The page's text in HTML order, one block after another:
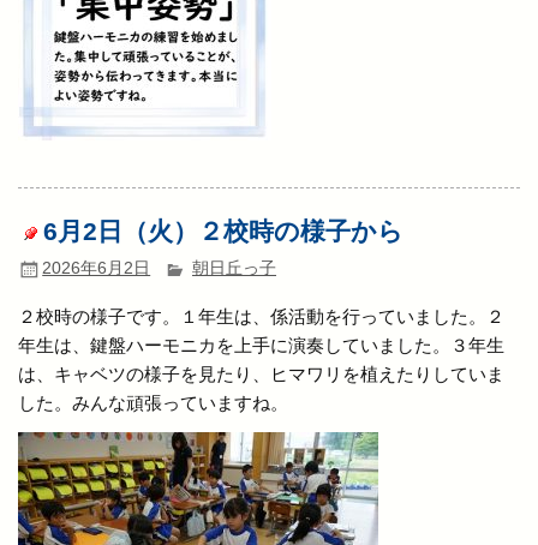
6月2日（火）２校時の様子から
2026年6月2日 朝日丘っ子
２校時の様子です。１年生は、係活動を行っていました。２
年生は、鍵盤ハーモニカを上手に演奏していました。３年生
は、キャベツの様子を見たり、ヒマワリを植えたりしていま
した。みんな頑張っていますね。